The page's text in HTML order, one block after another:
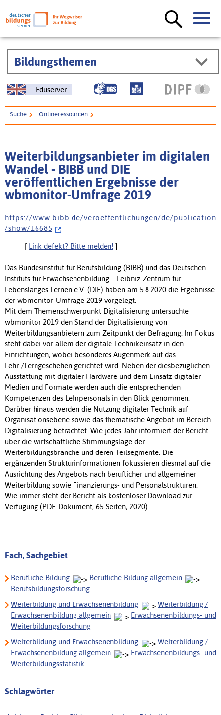
Bildungsthemen
Eduserver
Suche Onlineressourcen
Weiterbildungsanbieter im digitalen
Wandel - BIBB und DIE
veröffentlichen Ergebnisse der
wbmonitor-Umfrage 2019
h t t p s : / / w w w . b i b b . d e / v e r o e f f e n t l i c h u n g e n / d e / p u b l i c a t i o n
/ s h o w / 1 6 6 8 5
[ Link defekt? Bitte melden! ]
Das Bundesinstitut für Berufsbildung (BIBB) und das Deutschen
Instituts für Erwachsenenbildung – Leibniz-Zentrum für
Lebenslanges Lernen e.V. (DIE) haben am 5.8.2020 die Ergebnisse
der wbmonitor-Umfrage 2019 vorgelegt.
Mit dem Themenschwerpunkt Digitalisierung untersuchte
wbmonitor 2019 den Stand der Digitalisierung von
Weiterbildungsanbietern zum Zeitpunkt der Befragung. Im Fokus
steht dabei vor allem der digitale Technikeinsatz in den
Einrichtungen, wobei besonderes Augenmerk auf das
Lehr-/Lerngeschehen gerichtet wird. Neben der diesbezüglichen
Ausstattung mit digitaler Hardware und dem Einsatz digitaler
Medien und Formate werden auch die entsprechenden
Kompetenzen des Lehrpersonals in den Blick genommen.
Darüber hinaus werden die Nutzung digitaler Technik auf
Organisationsebene sowie das thematische Angebot im Bereich
Digitalisierung betrachtet. Wie jedes Jahr informiert der Bericht
über die wirtschaftliche Stimmungslage der
Weiterbildungsbranche und deren Teilsegmente. Die
ergänzenden Strukturinformationen fokussieren diesmal auf die
Ausrichtung des Angebots nach beruflicher und allgemeiner
Weiterbildung sowie Finanzierungs- und Personalstrukturen.
Wie immer steht der Bericht als kostenloser Download zur
Verfügung (PDF-Dokument, 65 Seiten, 2020)
Fach, Sachgebiet
Berufliche Bildung
Berufliche Bildung allgemein
Berufsbildungsforschung
Weiterbildung und Erwachsenenbildung
Weiterbildung /
Erwachsenenbildung allgemein
Erwachsenenbildungs- und
Weiterbildungsforschung
Weiterbildung und Erwachsenenbildung
Weiterbildung /
Erwachsenenbildung allgemein
Erwachsenenbildungs- und
Weiterbildungsstatistik
Schlagwörter